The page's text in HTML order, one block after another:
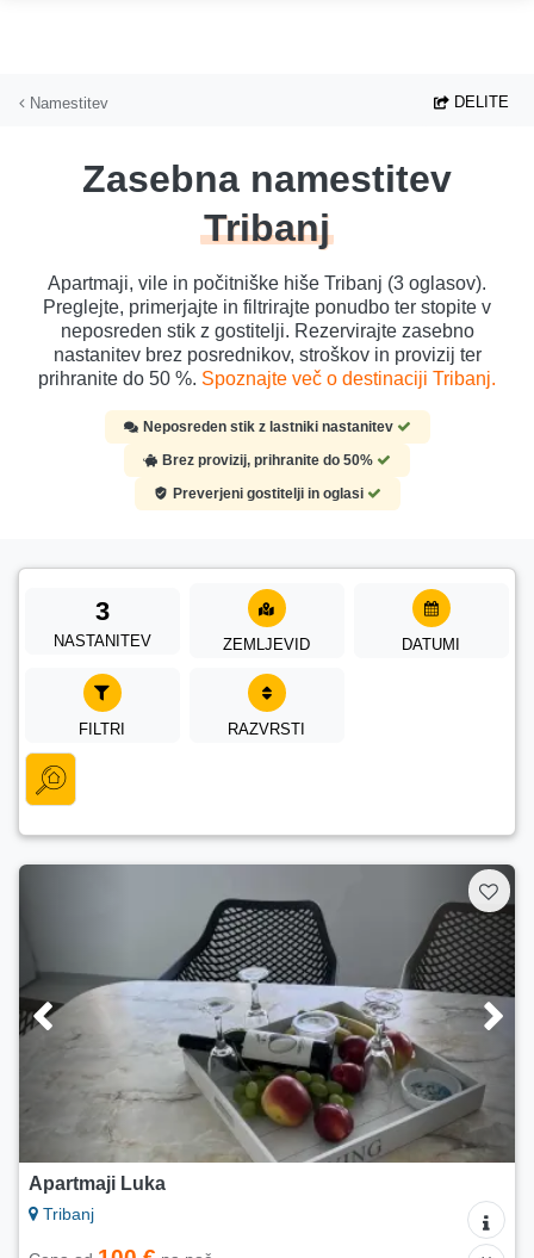
Namestitev DELITE
Zasebna namestitev
Tribanj
Apartmaji, vile in počitniške hiše Tribanj (3 oglasov).
Preglejte, primerjajte in filtrirajte ponudbo ter stopite v
neposreden stik z gostitelji. Rezervirajte zasebno
nastanitev brez posrednikov, stroškov in provizij ter
prihranite do 50 %. Spoznajte več o destinaciji Tribanj.
Neposreden stik z lastniki nastanitev
Brez provizij, prihranite do 50%
Preverjeni gostitelji in oglasi
3
NASTANITEV ZEMLJEVID DATUMI
FILTRI RAZVRSTI
Apartmaji Luka
Tribanj